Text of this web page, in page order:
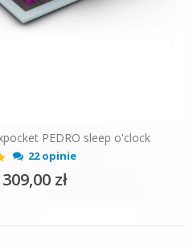
PEDRO sleep o'clock
22 opinie
zł